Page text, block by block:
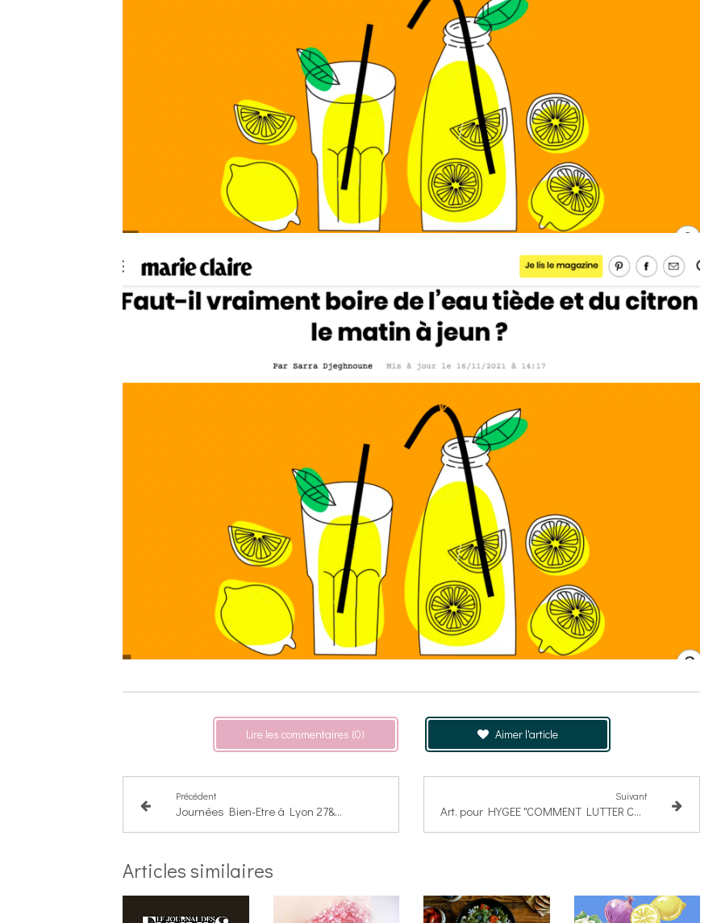
Lire les commentaires (0) Aimer l'article
Précédent
Journées Bien-Etre à Lyon 27&28 Nov
Suivant
Art. pour HYGEE "COMMENT LUTTER CONTRE L'ACNÉ HORMONALE ?"
Articles similaires